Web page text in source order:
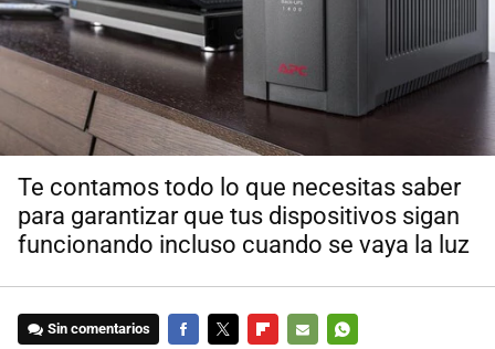
Te contamos todo lo que necesitas saber
para garantizar que tus dispositivos sigan
funcionando incluso cuando se vaya la luz
Sin comentarios